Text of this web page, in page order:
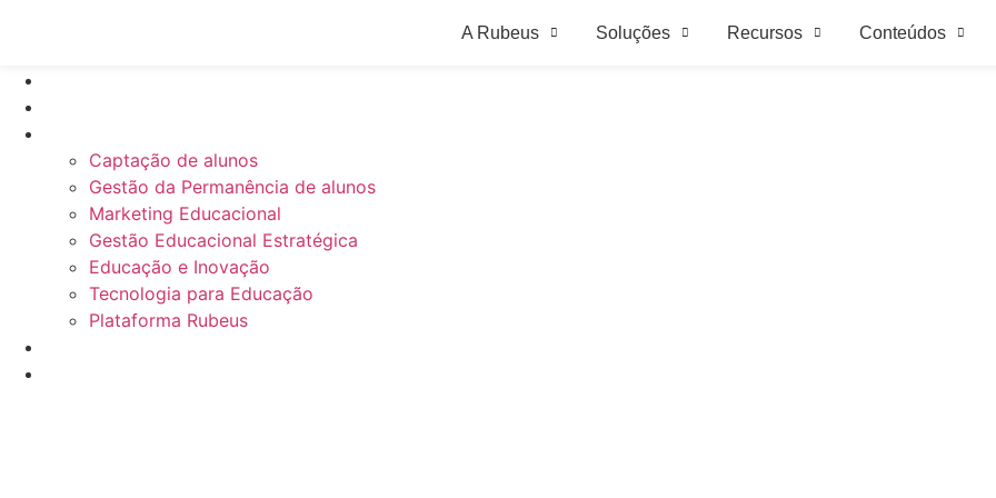
A Rubeus Soluções Recursos Conteúdos
Captação de alunos
Gestão da Permanência de alunos
Marketing Educacional
Gestão Educacional Estratégica
Educação e Inovação
Tecnologia para Educação
Plataforma Rubeus